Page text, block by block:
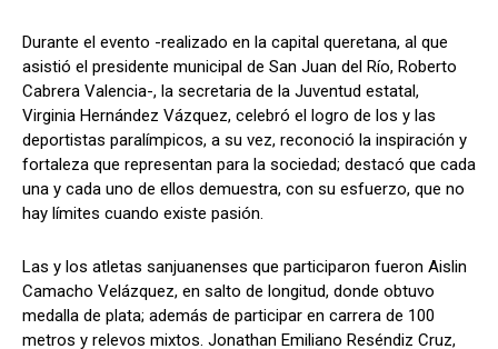
Durante el evento -realizado en la capital queretana, al que
asistió el presidente municipal de San Juan del Río, Roberto
Cabrera Valencia-, la secretaria de la Juventud estatal,
Virginia Hernández Vázquez, celebró el logro de los y las
deportistas paralímpicos, a su vez, reconoció la inspiración y
fortaleza que representan para la sociedad; destacó que cada
una y cada uno de ellos demuestra, con su esfuerzo, que no
hay límites cuando existe pasión.
Las y los atletas sanjuanenses que participaron fueron Aislin
Camacho Velázquez, en salto de longitud, donde obtuvo
medalla de plata; además de participar en carrera de 100
metros y relevos mixtos. Jonathan Emiliano Reséndiz Cruz,